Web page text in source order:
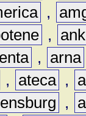
,
,
, arna
, ateca ,
,